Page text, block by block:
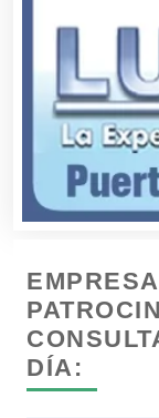
Cajas
DÍA: